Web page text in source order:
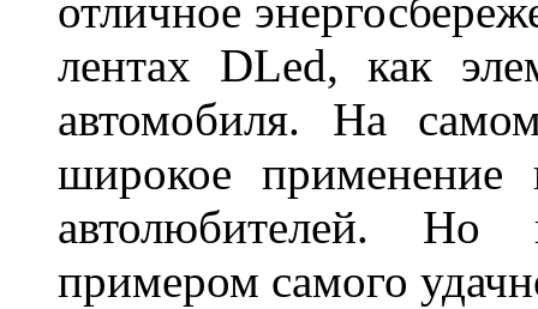
отличное
лентах DLed, как
автомобиля. На
широкое
автолюбителей. Но
примером самого